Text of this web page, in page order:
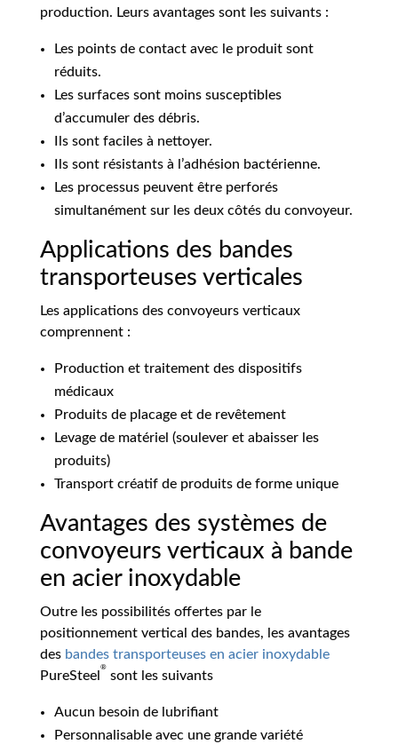
production. Leurs avantages sont les suivants :
Les points de contact avec le produit sont
réduits.
Les surfaces sont moins susceptibles
d’accumuler des débris.
Ils sont faciles à nettoyer.
Ils sont résistants à l’adhésion bactérienne.
Les processus peuvent être perforés
simultanément sur les deux côtés du convoyeur.
Applications des bandes
transporteuses verticales
Les applications des convoyeurs verticaux
comprennent :
Production et traitement des dispositifs
médicaux
Produits de placage et de revêtement
Levage de matériel (soulever et abaisser les
produits)
Transport créatif de produits de forme unique
Avantages des systèmes de
convoyeurs verticaux à bande
en acier inoxydable
Outre les possibilités offertes par le
positionnement vertical des bandes, les avantages
des bandes transporteuses en acier inoxydable
PureSteel
®
sont les suivants
Aucun besoin de lubrifiant
Personnalisable avec une grande variété